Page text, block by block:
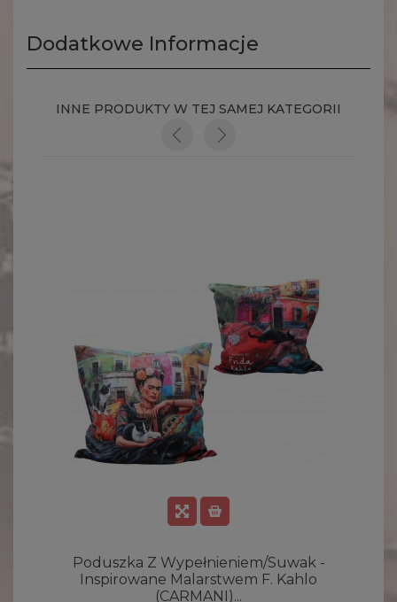
Dodatkowe Informacje
INNE PRODUKTY W TEJ SAMEJ KATEGORII
Poduszka Z Wypełnieniem/suwak -
Inspirowane Malarstwem F. Kahlo
(CARMANI)...